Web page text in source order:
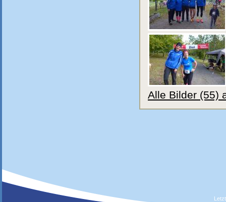
Alle Bilder (55)